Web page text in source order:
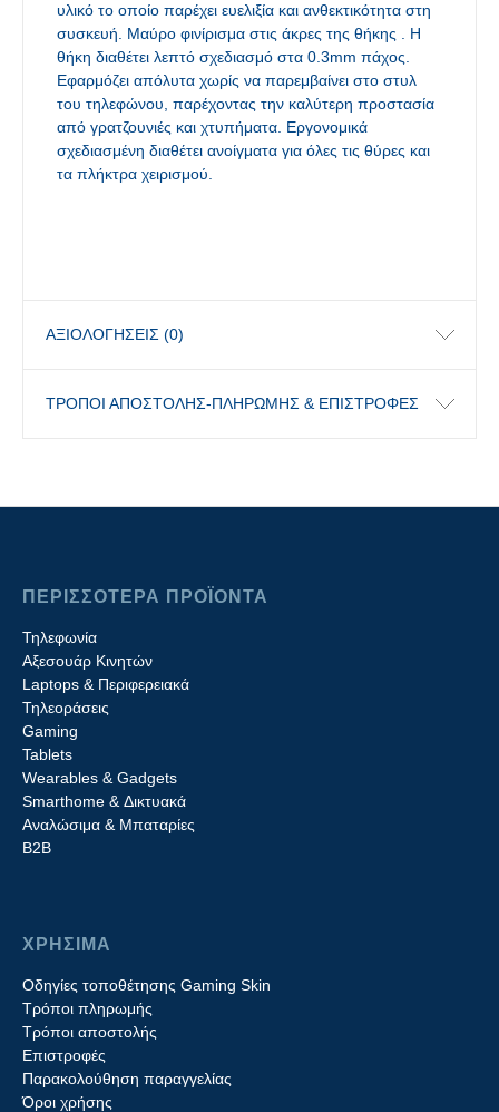
υλικό το οποίο παρέχει ευελιξία και ανθεκτικότητα στη
συσκευή. Μαύρο φινίρισμα στις άκρες της θήκης . Η
θήκη διαθέτει λεπτό σχεδιασμό στα 0.3mm πάχος.
Εφαρμόζει απόλυτα χωρίς να παρεμβαίνει στο στυλ
του τηλεφώνου, παρέχοντας την καλύτερη προστασία
από γρατζουνιές και χτυπήματα. Εργονομικά
σχεδιασμένη διαθέτει ανοίγματα για όλες τις θύρες και
τα πλήκτρα χειρισμού.
ΑΞΙΟΛΟΓΉΣΕΙΣ (0)
ΤΡΟΠΟΙ ΑΠΟΣΤΟΛΗΣ-ΠΛΗΡΩΜΗΣ & ΕΠΙΣΤΡΟΦΕΣ
ΠΕΡΙΣΣΟΤΕΡΑ ΠΡΟΪΟΝΤΑ
Τηλεφωνία
Αξεσουάρ Κινητών
Laptops & Περιφερειακά
Τηλεοράσεις
Gaming
Tablets
Wearables & Gadgets
Smarthome & Δικτυακά
Aναλώσιμα & Μπαταρίες
Β2B
ΧΡΗΣΙΜΑ
Οδηγίες τοποθέτησης Gaming Skin
Τρόποι πληρωμής
Τρόποι αποστολής
Επιστροφές
Παρακολούθηση παραγγελίας
Όροι χρήσης